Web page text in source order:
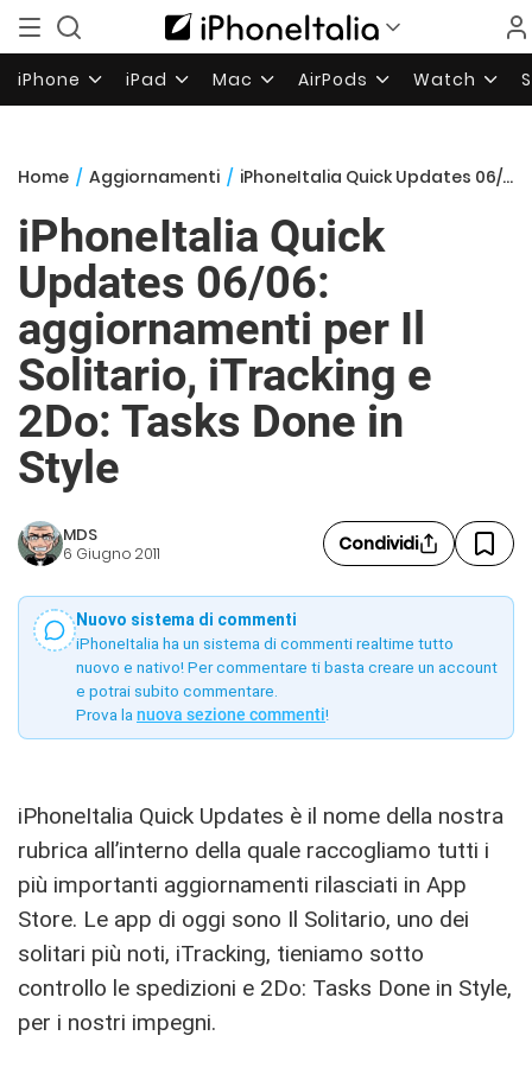
iPhone iPad Mac AirPods Watch
Home / Aggiornamenti / iPhoneItalia Quick Updates 06/06: aggiornamenti per Il Solitario, iTracking e 2Do: Tasks Done in Style
iPhoneItalia Quick
Updates 06/06:
aggiornamenti per Il
Solitario, iTracking e
2Do: Tasks Done in
Style
MDS
6 Giugno 2011 Condividi
Nuovo sistema di commenti
iPhoneItalia ha un sistema di commenti realtime tutto
nuovo e nativo! Per commentare ti basta creare un account
e potrai subito commentare.
Prova la nuova sezione commenti!
iPhoneItalia Quick Updates è il nome della nostra
rubrica all’interno della quale raccogliamo tutti i
più importanti aggiornamenti rilasciati in App
Store. Le app di oggi sono Il Solitario, uno dei
solitari più noti, iTracking, tieniamo sotto
controllo le spedizioni e 2Do: Tasks Done in Style,
per i nostri impegni.